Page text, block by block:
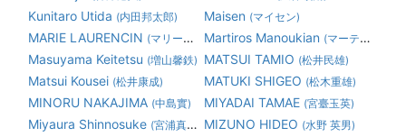
Kunitaro Utida (内田邦太郎) Maisen (マイセン)
MARIE LAURENCIN (マリーローランサン) Martiros Manoukian (マーティロ マヌキアン)
Masuyama Keitetsu (増山馨鉄) MATSUI TAMIO (松井民雄)
Matsui Kousei (松井康成) MATUKI SHIGEO (松木重雄)
MINORU NAKAJIMA (中島實) MIYADAI TAMAE (宮臺玉英)
Miyaura Shinnosuke (宮浦真之助) MIZUNO HIDEO (水野 英男)